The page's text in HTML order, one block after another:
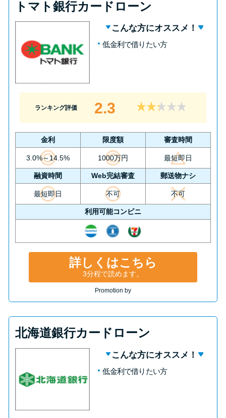
トマト銀行カードローン
こんな方にオススメ！
低金利で借りたい方
ランキング評価 2.3
金利 限度額 審査時間
3.0%～14.5% 1000万円 最短即日
融資時間 Web完結審査 郵送物ナシ
最短即日 不可 不可
利用可能コンビニ
詳しくはこちら
3分程で読めます。
Promotion by
北海道銀行カードローン
こんな方にオススメ！
低金利で借りたい方